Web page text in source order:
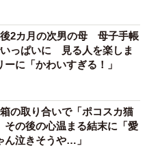
2カ月の次男の母 母子手帳
っぱいに 見る人を楽しま
に「かわいすぎる！」
の取り合いで「ポコスカ猫
の後の心温まる結末に「愛
ん泣きそうや…」